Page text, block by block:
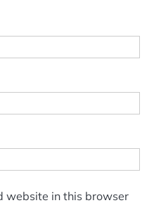
website in this browser